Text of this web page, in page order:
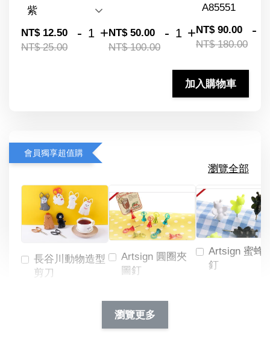
NT$ 12.50
NT$ 25.00
- +NT$ 50.00
NT$ 100.00
- +NT$ 90.00
NT$ 180.00
-
加入購物車
會員獨享超值購
瀏覽全部
長谷川動物造型
剪刀
Artsign 圓圈夾
圖釘
NT$ 19.00
NT$ 66.00
Artsign 蜜蜂
釘
瀏覽更多